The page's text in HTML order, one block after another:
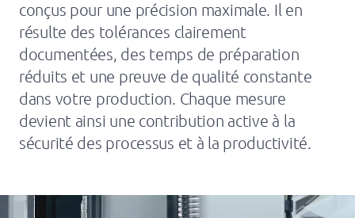
conçus pour une précision maximale. Il en
résulte des tolérances clairement
documentées, des temps de préparation
réduits et une preuve de qualité constante
dans votre production. Chaque mesure
devient ainsi une contribution active à la
sécurité des processus et à la productivité.